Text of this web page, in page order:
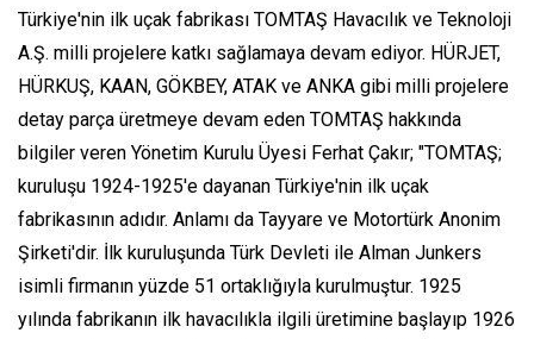
Türkiye'nin ilk uçak fabrikası TOMTAŞ Havacılık ve Teknoloji
A.Ş. milli projelere katkı sağlamaya devam ediyor. HÜRJET,
HÜRKUŞ, KAAN, GÖKBEY, ATAK ve ANKA gibi milli projelere
detay parça üretmeye devam eden TOMTAŞ hakkında
bilgiler veren Yönetim Kurulu Üyesi Ferhat Çakır; "TOMTAŞ;
kuruluşu 1924-1925'e dayanan Türkiye'nin ilk uçak
fabrikasının adıdır. Anlamı da Tayyare ve Motortürk Anonim
Şirketi'dir. İlk kuruluşunda Türk Devleti ile Alman Junkers
isimli firmanın yüzde 51 ortaklığıyla kurulmuştur. 1925
yılında fabrikanın ilk havacılıkla ilgili üretimine başlayıp 1926